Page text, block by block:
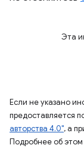
Эта
Если не указано
предоставляется
авторства 4.0", а
Подробнее об